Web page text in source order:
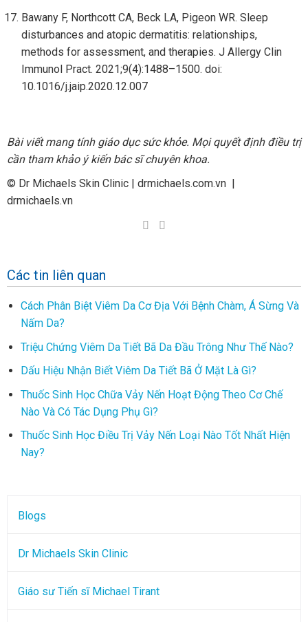
Blogs
Dr Michaels Skin Clinic
Giáo sư Tiến sĩ Michael Tirant
Bawany F, Northcott CA, Beck LA, Pigeon WR. Sleep
disturbances and atopic dermatitis: relationships,
methods for assessment, and therapies. J Allergy Clin
Immunol Pract. 2021;9(4):1488–1500. doi:
10.1016/j.jaip.2020.12.007
Bài viết mang tính giáo dục sức khỏe. Mọi quyết định điều trị
cần tham khảo ý kiến bác sĩ chuyên khoa.
© Dr Michaels Skin Clinic | drmichaels.com.vn |
drmichaels.vn
Các tin liên quan
Cách Phân Biệt Viêm Da Cơ Địa Với Bệnh Chàm, Á Sừng Và
Nấm Da?
Triệu Chứng Viêm Da Tiết Bã Da Đầu Trông Như Thế Nào?
Dấu Hiệu Nhận Biết Viêm Da Tiết Bã Ở Mặt Là Gì?
Thuốc Sinh Học Chữa Vảy Nến Hoạt Động Theo Cơ Chế
Nào Và Có Tác Dụng Phụ Gì?
Thuốc Sinh Học Điều Trị Vảy Nến Loại Nào Tốt Nhất Hiện
Nay?